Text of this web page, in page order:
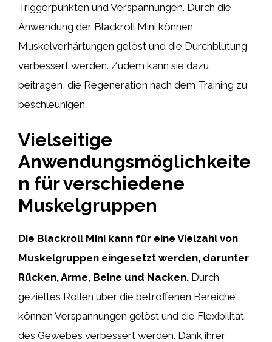
Triggerpunkten und Verspannungen. Durch die
Anwendung der Blackroll Mini können
Muskelverhärtungen gelöst und die Durchblutung
verbessert werden. Zudem kann sie dazu
beitragen, die Regeneration nach dem Training zu
beschleunigen.
Vielseitige
Anwendungsmöglichkeite
n für verschiedene
Muskelgruppen
Die Blackroll Mini kann für eine Vielzahl von
Muskelgruppen eingesetzt werden, darunter
Rücken, Arme, Beine und Nacken. Durch
gezieltes Rollen über die betroffenen Bereiche
können Verspannungen gelöst und die Flexibilität
des Gewebes verbessert werden. Dank ihrer